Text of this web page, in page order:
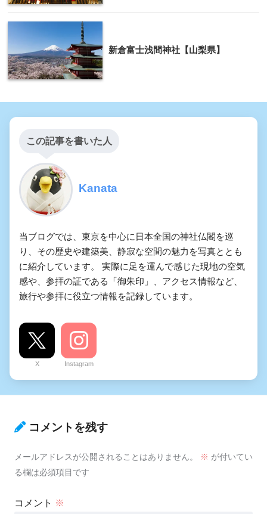
新倉富士浅間神社【山梨県】
この記事を書いた人
Kanata
当ブログでは、東京を中心に日本全国の神社仏閣を巡
り、その歴史や建築美、静寂な空間の魅力を写真ととも
に紹介しています。 実際に足を運んで感じた現地の空気
感や、参拝の証である「御朱印」、アクセス情報など、
旅行や参拝に役立つ情報を記録しています。
X Instagram
コメントを残す
メールアドレスが公開されることはありません。 ※ が付いてい
る欄は必須項目です
コメント ※